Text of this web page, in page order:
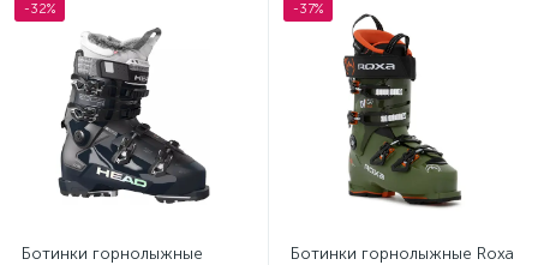
-32%
Ботинки горнолыжные
-37%
Ботинки горнолыжные Roxa